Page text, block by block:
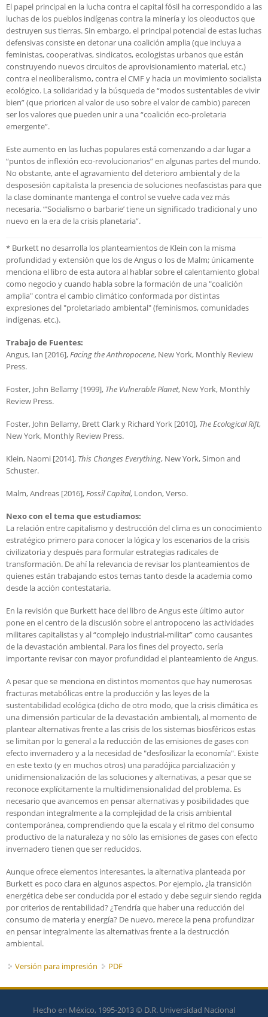
El papel principal en la lucha contra el capital fósil ha correspondido a las
luchas de los pueblos indígenas contra la minería y los oleoductos que
destruyen sus tierras. Sin embargo, el principal potencial de estas luchas
defensivas consiste en detonar una coalición amplia (que incluya a
feministas, cooperativas, sindicatos, ecologistas urbanos que están
construyendo nuevos circuitos de aprovisionamiento material, etc.)
contra el neoliberalismo, contra el CMF y hacia un movimiento socialista
ecológico. La solidaridad y la búsqueda de “modos sustentables de vivir
bien” (que prioricen al valor de uso sobre el valor de cambio) parecen
ser los valores que pueden unir a una “coalición eco-proletaria
emergente”.
Este aumento en las luchas populares está comenzando a dar lugar a
“puntos de inflexión eco-revolucionarios” en algunas partes del mundo.
No obstante, ante el agravamiento del deterioro ambiental y de la
desposesión capitalista la presencia de soluciones neofascistas para que
la clase dominante mantenga el control se vuelve cada vez más
necesaria. “’Socialismo o barbarie’ tiene un significado tradicional y uno
nuevo en la era de la crisis planetaria”.
* Burkett no desarrolla los planteamientos de Klein con la misma
profundidad y extensión que los de Angus o los de Malm; únicamente
menciona el libro de esta autora al hablar sobre el calentamiento global
como negocio y cuando habla sobre la formación de una "coalición
amplia" contra el cambio climático conformada por distintas
expresiones del "proletariado ambiental" (feminismos, comunidades
indígenas, etc.).
Trabajo de Fuentes:
Angus, Ian [2016],Facing the Anthropocene, New York, Monthly Review
Press.
Foster, John Bellamy [1999], The Vulnerable Planet, New York, Monthly
Review Press.
Foster, John Bellamy, Brett Clark y Richard York [2010], The Ecological Rift,
New York, Monthly Review Press.
Klein, Naomi [2014], This Changes Everything, New York, Simon and
Schuster.
Malm, Andreas [2016],Fossil Capital, London, Verso.
Nexo con el tema que estudiamos:
La relación entre capitalismo y destrucción del clima es un conocimiento
estratégico primero para conocer la lógica y los escenarios de la crisis
civilizatoria y después para formular estrategias radicales de
transformación. De ahí la relevancia de revisar los planteamientos de
quienes están trabajando estos temas tanto desde la academia como
desde la acción contestataria.
En la revisión que Burkett hace del libro de Angus este último autor
pone en el centro de la discusión sobre el antropoceno las actividades
militares capitalistas y al “complejo industrial-militar” como causantes
de la devastación ambiental. Para los fines del proyecto, sería
importante revisar con mayor profundidad el planteamiento de Angus.
A pesar que se menciona en distintos momentos que hay numerosas
fracturas metabólicas entre la producción y las leyes de la
sustentabilidad ecológica (dicho de otro modo, que la crisis climática es
una dimensión particular de la devastación ambiental), al momento de
plantear alternativas frente a las crisis de los sistemas biosféricos estas
se limitan por lo general a la reducción de las emisiones de gases con
efecto invernadero y a la necesidad de "desfosilizar la economía". Existe
en este texto (y en muchos otros) una paradójica parcialización y
unidimensionalización de las soluciones y alternativas, a pesar que se
reconoce explícitamente la multidimensionalidad del problema. Es
necesario que avancemos en pensar alternativas y posibilidades que
respondan integralmente a la complejidad de la crisis ambiental
contemporánea, comprendiendo que la escala y el ritmo del consumo
productivo de la naturaleza y no sólo las emisiones de gases con efecto
invernadero tienen que ser reducidos.
Aunque ofrece elementos interesantes, la alternativa planteada por
Burkett es poco clara en algunos aspectos. Por ejemplo, ¿la transición
energética debe ser conducida por el estado y debe seguir siendo regida
por criterios de rentabilidad? ¿Tendría que haber una reducción del
consumo de materia y energía? De nuevo, merece la pena profundizar
en pensar integralmente las alternativas frente a la destrucción
ambiental.
Versión para impresión PDF
Hecho en México, 1995-2013 © D.R. Universidad Nacional